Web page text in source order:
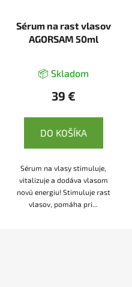
Sérum na rast vlasov
AGORSAM 50ml
📦 Skladom
39 €
DO KOŠÍKA
Sérum na vlasy stimuluje,
vitalizuje a dodáva vlasom
novú energiu! Stimuluje rast
vlasov, pomáha pri...